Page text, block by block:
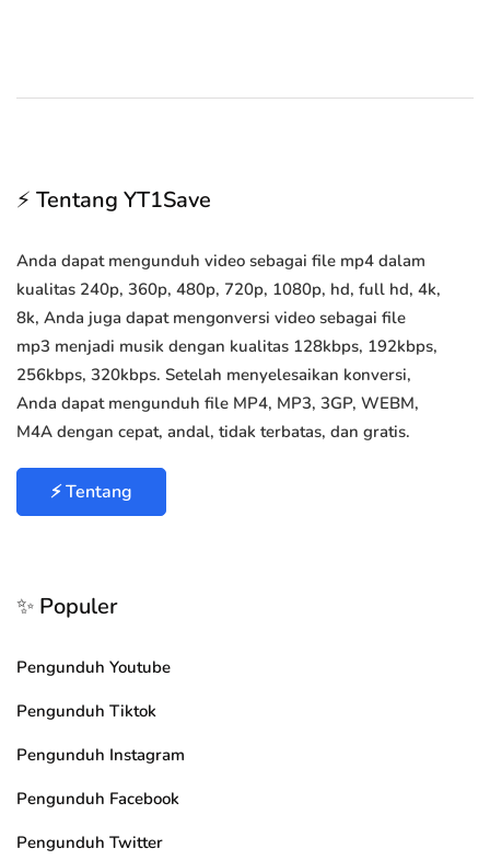
⚡ Tentang YT1Save
Anda dapat mengunduh video sebagai file mp4 dalam
kualitas 240p, 360p, 480p, 720p, 1080p, hd, full hd, 4k,
8k, Anda juga dapat mengonversi video sebagai file
mp3 menjadi musik dengan kualitas 128kbps, 192kbps,
256kbps, 320kbps. Setelah menyelesaikan konversi,
Anda dapat mengunduh file MP4, MP3, 3GP, WEBM,
M4A dengan cepat, andal, tidak terbatas, dan gratis.
⚡ Tentang
✨ Populer
Pengunduh Youtube
Pengunduh Tiktok
Pengunduh Instagram
Pengunduh Facebook
Pengunduh Twitter